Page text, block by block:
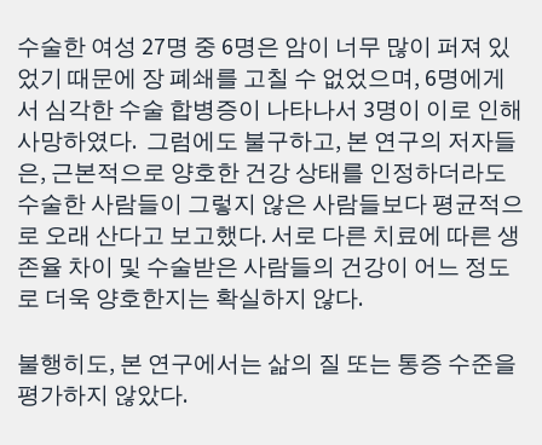
수술한 여성 27명 중 6명은 암이 너무 많이 퍼져 있
었기 때문에 장 폐쇄를 고칠 수 없었으며, 6명에게
서 심각한 수술 합병증이 나타나서 3명이 이로 인해
사망하였다. 그럼에도 불구하고, 본 연구의 저자들
은, 근본적으로 양호한 건강 상태를 인정하더라도
수술한 사람들이 그렇지 않은 사람들보다 평균적으
로 오래 산다고 보고했다. 서로 다른 치료에 따른 생
존율 차이 및 수술받은 사람들의 건강이 어느 정도
로 더욱 양호한지는 확실하지 않다.
불행히도, 본 연구에서는 삶의 질 또는 통증 수준을
평가하지 않았다.